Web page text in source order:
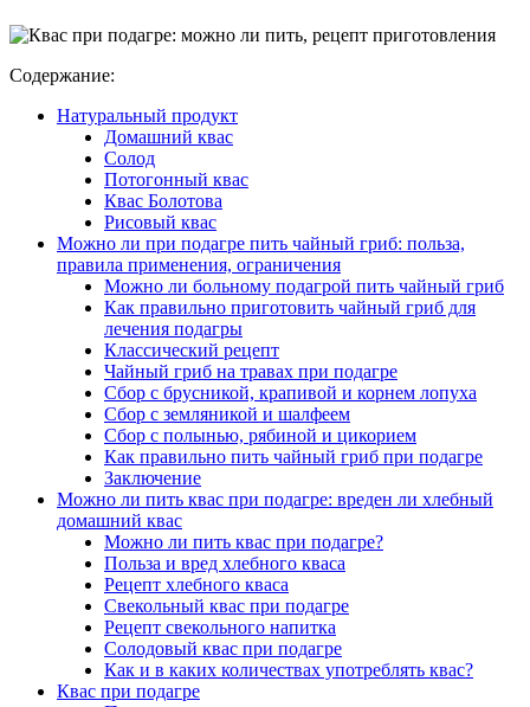
Содержание:
Натуральный продукт
Домашний квас
Солод
Потогонный квас
Квас Болотова
Рисовый квас
Можно ли при подагре пить чайный гриб: польза,
правила применения, ограничения
Можно ли больному подагрой пить чайный гриб
Как правильно приготовить чайный гриб для
лечения подагры
Классический рецепт
Чайный гриб на травах при подагре
Сбор с брусникой, крапивой и корнем лопуха
Сбор с земляникой и шалфеем
Сбор с полынью, рябиной и цикорием
Как правильно пить чайный гриб при подагре
Заключение
Можно ли пить квас при подагре: вреден ли хлебный
домашний квас
Можно ли пить квас при подагре?
Польза и вред хлебного кваса
Рецепт хлебного кваса
Свекольный квас при подагре
Рецепт свекольного напитка
Солодовый квас при подагре
Как и в каких количествах употреблять квас?
Квас при подагре